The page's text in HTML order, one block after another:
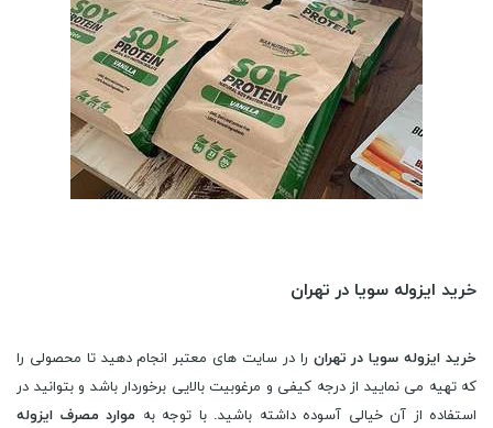
خرید ایزوله سویا در تهران
خرید ایزوله سویا در تهران را در سایت های معتبر انجام دهید تا محصولی را
که تهیه می نمایید از درجه کیفی و مرغوبیت بالایی برخوردار باشد و بتوانید در
استفاده از آن خیالی آسوده داشته باشید. با توجه به موارد مصرف ایزوله